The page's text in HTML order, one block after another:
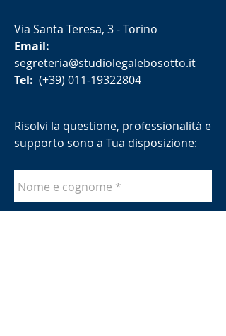
Risolvi la questione, professionalità e
supporto sono a Tua disposizione:
Via Santa Teresa, 3 - Torino
Email:
segreteria@studiolegalebosotto.it
Tel: (+39) 011-19322804